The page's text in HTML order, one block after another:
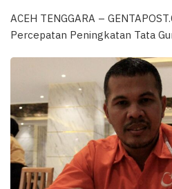
ACEH TENGGARA –
Percepatan Peningkatan Tata